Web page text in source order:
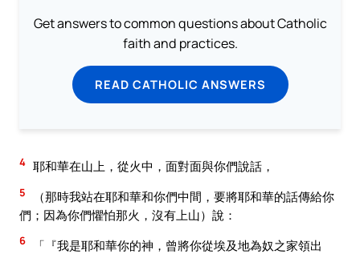
Get answers to common questions about Catholic
faith and practices.
READ CATHOLIC ANSWERS
4 耶和華在山上，從火中，面對面與你們說話，
5
（那時我站在耶和華和你們中間，要將耶和華的話傳給你
們；因為你們懼怕那火，沒有上山）說：
6
「『我是耶和華你的神，曾將你從埃及地為奴之家領出